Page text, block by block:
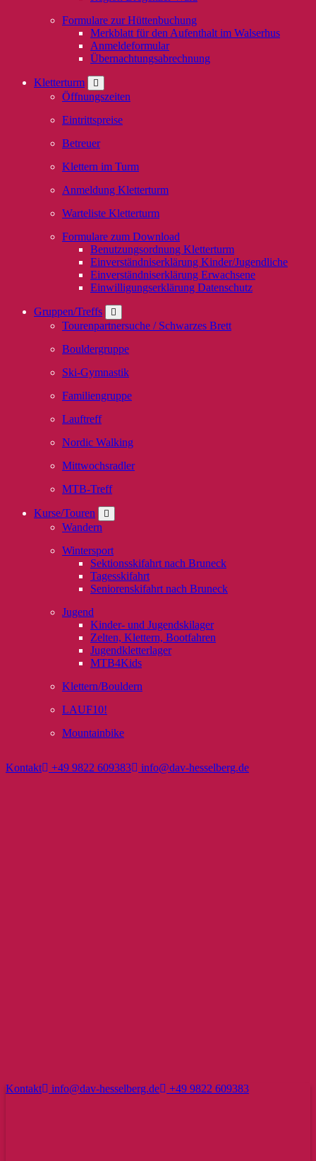
Formulare zur Hüttenbuchung
Merkblatt für den Aufenthalt im Walserhus
Anmeldeformular
Übernachtungsabrechnung
Kletterturm
Öffnungszeiten
Eintrittspreise
Betreuer
Klettern im Turm
Anmeldung Kletterturm
Warteliste Kletterturm
Formulare zum Download
Benutzungsordnung Kletterturm
Einverständniserklärung Kinder/Jugendliche
Einverständniserklärung Erwachsene
Einwilligungserklärung Datenschutz
Gruppen/Treffs
Tourenpartnersuche / Schwarzes Brett
Bouldergruppe
Ski-Gymnastik
Familiengruppe
Lauftreff
Nordic Walking
Mittwochsradler
MTB-Treff
Kurse/Touren
Wandern
Wintersport
Sektionsskifahrt nach Bruneck
Tagesskifahrt
Seniorenskifahrt nach Bruneck
Jugend
Kinder- und Jugendskilager
Zelten, Klettern, Bootfahren
Jugendkletterlager
MTB4Kids
Klettern/Bouldern
LAUF10!
Mountainbike
Kontakt +49 9822 609383 info@dav-hesselberg.de
Kontakt info@dav-hesselberg.de +49 9822 609383